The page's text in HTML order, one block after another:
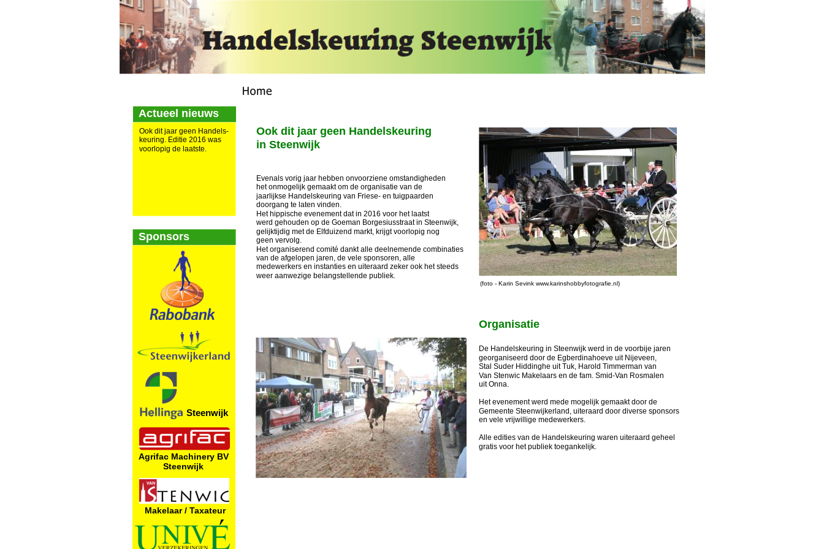
Ook dit jaar geen Handels-
keuring. Editie 2016 was
voorlopig de laatste.
Actueel nieuws
Ook dit jaar geen Handelskeuring
in Steenwijk
Evenals vorig jaar hebben onvoorziene omstandigheden
het onmogelijk gemaakt om de organisatie van de
jaarlijkse Handelskeuring van Friese- en tuigpaarden
doorgang te laten vinden.
Het hippische evenement dat in 2016 voor het laatst
werd gehouden op de Goeman Borgesiusstraat in Steenwijk,
gelijktijdig met de Elfduizend markt, krijgt voorlopig nog
geen vervolg.
Het organiserend comité dankt alle deelnemende combinaties
van de afgelopen jaren, de vele sponsoren, alle
medewerkers en instanties en uiteraard zeker ook het steeds
weer aanwezige belangstellende publiek.
Organisatie
De Handelskeuring in Steenwijk werd in de voorbije jaren
georganiseerd door de Egberdinahoeve uit Nijeveen,
Stal Suder Hiddinghe uit Tuk, Harold Timmerman van
Van Stenwic Makelaars en de fam. Smid-Van Rosmalen
uit Onna.
Het evenement werd mede mogelijk gemaakt door de
Gemeente Steenwijkerland, uiteraard door diverse sponsors
en vele vrijwillige medewerkers.
Alle edities van de Handelskeuring waren uiteraard geheel
gratis voor het publiek toegankelijk.
(foto - Karin Sevink www.karinshobbyfotografie.nl)
Sponsors
Steenwijk
Agrifac Machinery BV
Steenwijk
Makelaar / Taxateur